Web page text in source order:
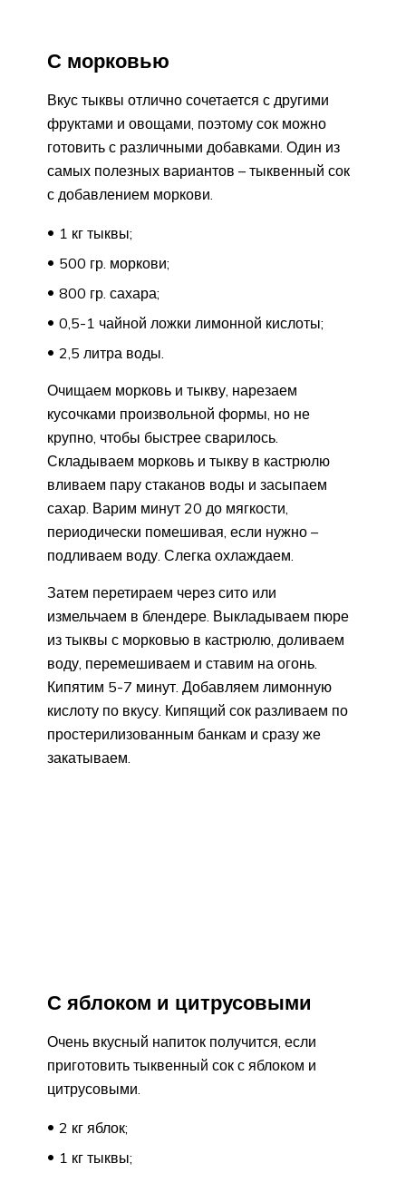
С морковью
Вкус тыквы отлично сочетается с другими
фруктами и овощами, поэтому сок можно
готовить с различными добавками. Один из
самых полезных вариантов – тыквенный сок
с добавлением моркови.
1 кг тыквы;
500 гр. моркови;
800 гр. сахара;
0,5-1 чайной ложки лимонной кислоты;
2,5 литра воды.
Очищаем морковь и тыкву, нарезаем
кусочками произвольной формы, но не
крупно, чтобы быстрее сварилось.
Складываем морковь и тыкву в кастрюлю
вливаем пару стаканов воды и засыпаем
сахар. Варим минут 20 до мягкости,
периодически помешивая, если нужно –
подливаем воду. Слегка охлаждаем.
Затем перетираем через сито или
измельчаем в блендере. Выкладываем пюре
из тыквы с морковью в кастрюлю, доливаем
воду, перемешиваем и ставим на огонь.
Кипятим 5-7 минут. Добавляем лимонную
кислоту по вкусу. Кипящий сок разливаем по
простерилизованным банкам и сразу же
закатываем.
С яблоком и цитрусовыми
Очень вкусный напиток получится, если
приготовить тыквенный сок с яблоком и
цитрусовыми.
2 кг яблок;
1 кг тыквы;